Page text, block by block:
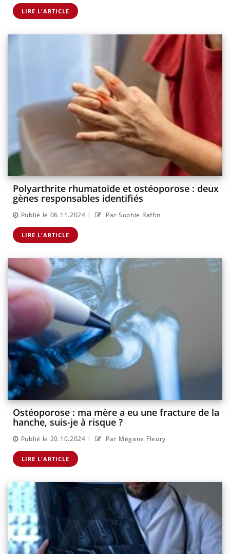
LIRE L'ARTICLE
Polyarthrite rhumatoïde et ostéoporose : deux
gènes responsables identifiés
Publié le 06.11.2024 | Par Sophie Raffin
LIRE L'ARTICLE
Ostéoporose : ma mère a eu une fracture de la
hanche, suis-je à risque ?
Publié le 20.10.2024 | Par Mégane Fleury
LIRE L'ARTICLE